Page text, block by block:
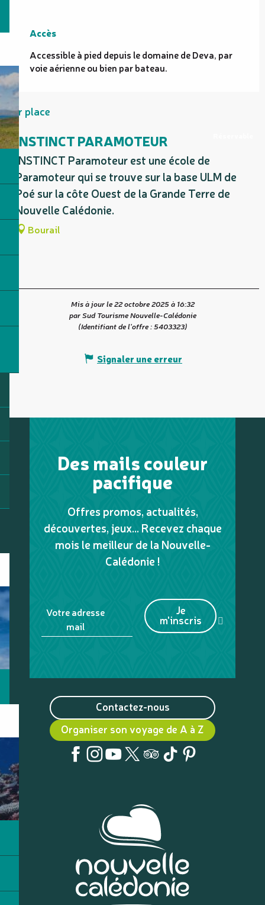
Accès
Accès
Accessible à pied depuis le domaine de Deva, par
voie aérienne ou bien par bateau.
Sur place
INSTINCT PARAMOTEUR
INSTINCT Paramoteur est une école de
Paramoteur qui se trouve sur la base ULM de
Poé sur la côte Ouest de la Grande Terre de
Nouvelle Calédonie.
Bourail
Mis à jour le 22 octobre 2025 à 16:32
par Sud Tourisme Nouvelle-Calédonie
(Identifiant de l'offre :5403323)
Signaler une erreur
Des mails couleur
pacifique
Offres promos, actualités,
découvertes, jeux... Recevez chaque
mois le meilleur de la Nouvelle-
Calédonie !
Votre adresse
mail
Je
m'inscris
Contactez-nous
Organiser son voyage de A à Z